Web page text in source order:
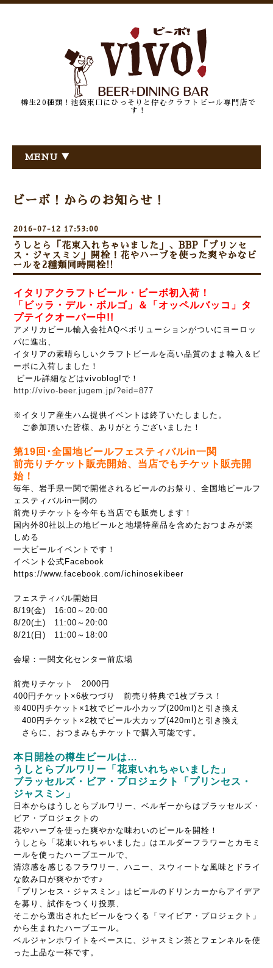
樽生20種類！池袋東口にひっそりと佇むクラフトビール専門店で
す！
MENU ▼
ビーボ！からのお知らせ！
2016-07-12 17:53:00
うしとら「花束入れちゃいました」、BBP「プリンセ
ス・ジャスミン」開栓！花やハーブを使った爽やかなビ
ールを2種類同時開栓!!
イタリアクラフトビール・ビーボ初入荷！
「ビッラ・デル・ボルゴ」＆「オッペルバッコ」タ
プテイクオーバー中!!
アメリカビール輸入会社AQベボリューションがついにヨーロッ
パに進出、
イタリアの素晴らしいクラフトビールを高い品質のまま輸入＆ビ
ーボに入荷しました！
ビール詳細などはvivoblog!で！
http://vivo-beer.jugem.jp/?eid=877
※イタリア産生ハム提供イベントは終了いたしました。
ご参加頂いた皆様、ありがとうございました！
第19回･全国地ビールフェスティバルin一関
前売りチケット販売開始、当店でもチケット販売開
始！
毎年、岩手県一関で開催されるビールのお祭り、全国地ビールフ
ェスティバルin一関の
前売りチケットを今年も当店でも販売します！
国内外80社以上の地ビールと地場特産品を含めたおつまみが楽
しめる
一大ビールイベントです！
イベント公式Facebook
https://www.facebook.com/ichinosekibeer
フェスティバル開始日
8/19(金) 16:00～20:00
8/20(土) 11:00～20:00
8/21(日) 11:00～18:00
会場：一関文化センター前広場
前売りチケット 2000円
400円チケット×6枚つづり 前売り特典で1枚プラス！
※400円チケット×1枚でビール小カップ(200ml)と引き換え
400円チケット×2枚でビール大カップ(420ml)と引き換え
さらに、おつまみもチケットで購入可能です。
本日開栓の樽生ビールは…
うしとらブルワリー「花束いれちゃいました」
ブラッセルズ・ビア・プロジェクト「プリンセス・
ジャスミン」
日本からはうしとらブルワリー、ベルギーからはブラッセルズ・
ビア・プロジェクトの
花やハーブを使った爽やかな味わいのビールを開栓！
うしとら「花束いれちゃいました」はエルダーフラワーとカモミ
ールを使ったハーブエールで、
清涼感を感じるフラワリー、ハニー、スウィートな風味とドライ
な飲み口が爽やかです♪
「プリンセス・ジャスミン」はビールのドリンカーからアイデア
を募り、試作をつくり投票、
そこから選出されたビールをつくる「マイビア・プロジェクト」
から生まれたハーブエール。
ベルジャンホワイトをベースに、ジャスミン茶とフェンネルを使
った上品な一杯です。